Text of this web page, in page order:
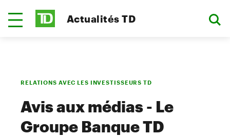
Actualités TD
RELATIONS AVEC LES INVESTISSEURS TD
Avis aux médias - Le
Groupe Banque TD